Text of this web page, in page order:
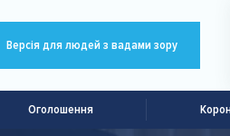
Версія для людей з вадами зору
Оголошення